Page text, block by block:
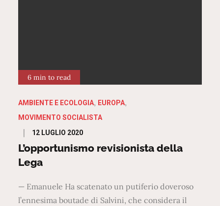
6 min to read
AMBIENTE E ECOLOGIA
EUROPA
MOVIMENTO SOCIALISTA
Posted
on
12 LUGLIO 2020
L’opportunismo revisionista della
Lega
— Emanuele Ha scatenato un putiferio doveroso
l’ennesima boutade di Salvini, che considera il